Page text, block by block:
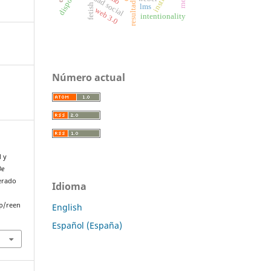
y
reen
fetish lms
web 3.0 intentionality
Número actual
Idioma
English
Español (España)